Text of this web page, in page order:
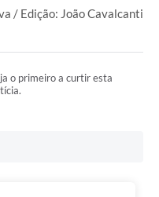
/ Edição: João Cavalcanti
o primeiro a curtir esta